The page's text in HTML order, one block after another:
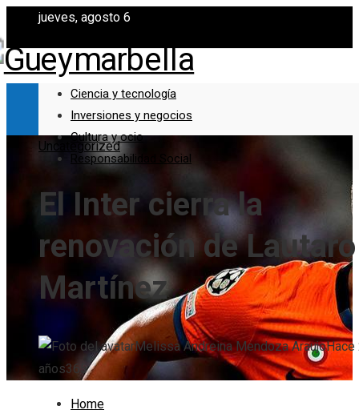
jueves, agosto 6
Ciencia y tecnología
Inversiones y negocios
Cultura y ocio
Responsabilidad Social
Uncategorized
El Inter cierra la
renovación de Lautaro
Martínez
Melissa Andreina Mendoza AraujoHace
años365
Home